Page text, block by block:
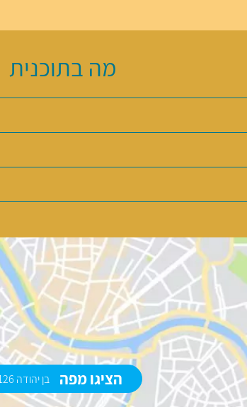
מה בתוכנית
הציגו מפה בן יהודה 126